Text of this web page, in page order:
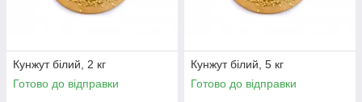
Кунжут білий, 2 кг
Готово до відправки
Кунжут білий, 5 кг
Готово до відправки